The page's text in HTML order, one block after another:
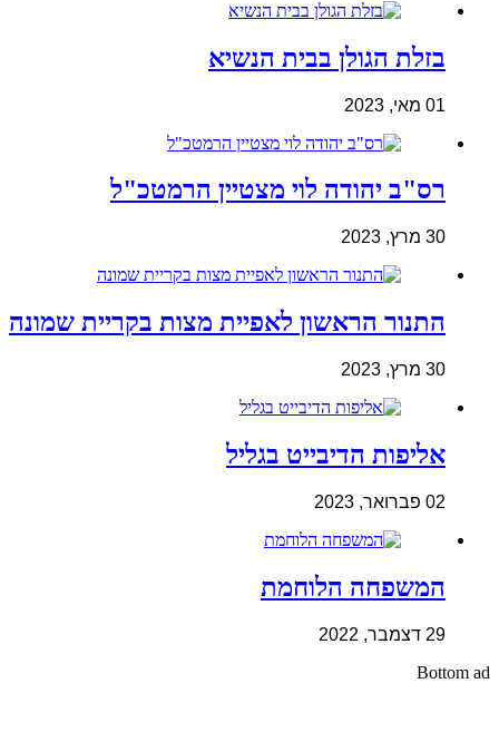
בזלת הגולן בבית הנשיא
01 מאי, 2023
רס"ב יהודה לוי מצטיין הרמטכ"ל
30 מרץ, 2023
התנור הראשון לאפיית מצות בקריית שמונה
30 מרץ, 2023
אליפות הדיבייט בגליל
02 פברואר, 2023
המשפחה הלוחמת
29 דצמבר, 2022
Bottom ad